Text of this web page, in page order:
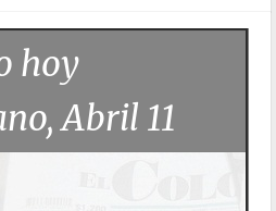
hoy
Abril 11